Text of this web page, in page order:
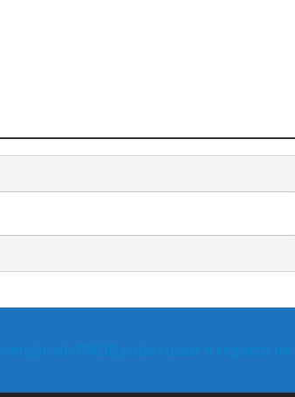
do PMDB pode custar o registro